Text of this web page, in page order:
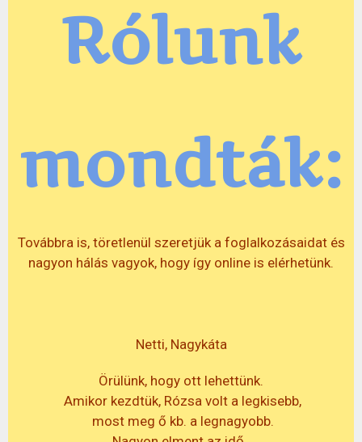
Rólunk
mondták:
Továbbra is, töretlenül szeretjük a foglalkozásaidat és
nagyon hálás vagyok, hogy így online is elérhetünk.
Netti, Nagykáta
Örülünk, hogy ott lehettünk.
Amikor kezdtük, Rózsa volt a legkisebb,
most meg ő kb. a legnagyobb.